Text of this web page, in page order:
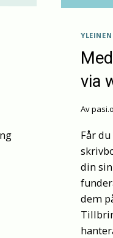
YLEINEN
via
Av
Får
din
dem